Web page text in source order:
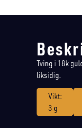
Tving i 18k
liksidig.
Vikt:
3 g